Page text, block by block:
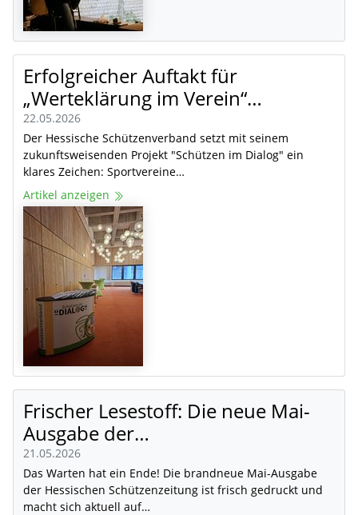
Erfolgreicher Auftakt für
„Werteklärung im Verein“…
22.05.2026
Der Hessische Schützenverband setzt mit seinem
zukunftsweisenden Projekt "Schützen im Dialog" ein
klares Zeichen: Sportvereine…
Artikel anzeigen
Frischer Lesestoff: Die neue Mai-
Ausgabe der…
21.05.2026
Das Warten hat ein Ende! Die brandneue Mai-Ausgabe
der Hessischen Schützenzeitung ist frisch gedruckt und
macht sich aktuell auf…